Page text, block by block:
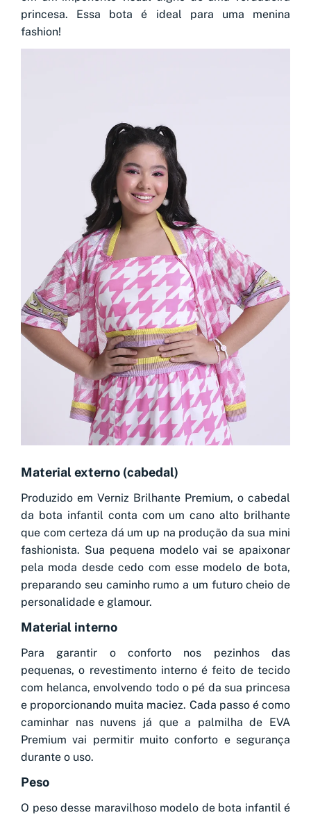
princesa. Essa bota é ideal para uma menina
fashion!
Material externo (cabedal)
Produzido em Verniz Brilhante Premium, o cabedal
da bota infantil conta com um cano alto brilhante
que com certeza dá um up na produção da sua mini
fashionista. Sua pequena modelo vai se apaixonar
pela moda desde cedo com esse modelo de bota,
preparando seu caminho rumo a um futuro cheio de
personalidade e glamour.
Material interno
Para garantir o conforto nos pezinhos das
pequenas, o revestimento interno é feito de tecido
com helanca, envolvendo todo o pé da sua princesa
e proporcionando muita maciez. Cada passo é como
caminhar nas nuvens já que a palmilha de EVA
Premium vai permitir muito conforto e segurança
durante o uso.
Peso
O peso desse maravilhoso modelo de bota infantil é